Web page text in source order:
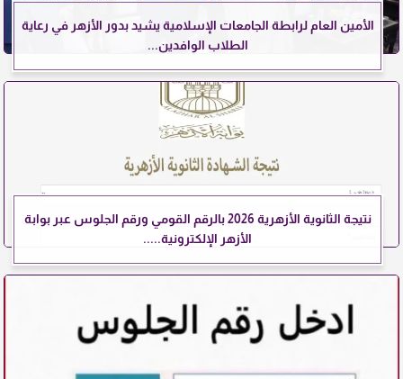
الأمين العام لرابطة الجامعات الإسلامية يشيد بدور الأزهر في رعاية
الطلاب الوافدين...
نتيجة الثانوية الأزهرية 2026 بالرقم القومي ورقم الجلوس عبر بوابة
الأزهر الإلكترونية.....